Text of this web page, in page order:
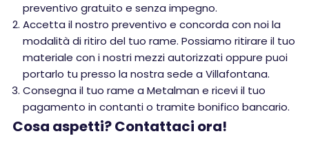
preventivo gratuito e senza impegno.
Accetta il nostro preventivo e concorda con noi la
modalità di ritiro del tuo rame. Possiamo ritirare il tuo
materiale con i nostri mezzi autorizzati oppure puoi
portarlo tu presso la nostra sede a Villafontana.
Consegna il tuo rame a Metalman e ricevi il tuo
pagamento in contanti o tramite bonifico bancario.
Cosa aspetti? Contattaci ora!